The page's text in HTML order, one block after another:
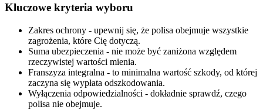
Kluczowe kryteria wyboru
Zakres ochrony - upewnij się, że polisa obejmuje wszystkie
zagrożenia, które Cię dotyczą.
Suma ubezpieczenia - nie może być zaniżona względem
rzeczywistej wartości mienia.
Franszyza integralna - to minimalna wartość szkody, od której
zaczyna się wypłata odszkodowania.
Wyłączenia odpowiedzialności - dokładnie sprawdź, czego
polisa nie obejmuje.